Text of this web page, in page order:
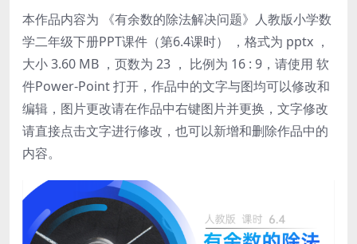
本作品内容为 《有余数的除法解决问题》人教版小学数
学二年级下册PPT课件（第6.4课时） ，格式为 pptx ，
大小 3.60 MB ，页数为 23 ， 比例为 16 : 9 ，请使用 软
件Power-Point 打开，作品中的文字与图均可以修改和
编辑，图片更改请在作品中右键图片并更换，文字修改
请直接点击文字进行修改，也可以新增和删除作品中的
内容。